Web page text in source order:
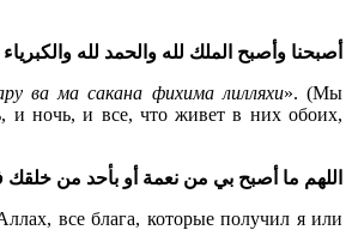
أصبحنا وأصبح الملك لله والحمد لله
ва ма сакана фихима лилляхи». (Мы
и ночь, и все, что живет в них обоих,
اللهم ما أصبح بي من نعمة أو بأحد من
все блага, которые получил я или